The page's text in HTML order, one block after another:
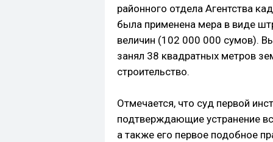
районного отдела Агентства
была применена мера в виде
величин (102 000 000 сумов).
занял 38 квадратных метров
строительство.
Отмечается, что суд первой
подтверждающие устранение
а также его первое подобное